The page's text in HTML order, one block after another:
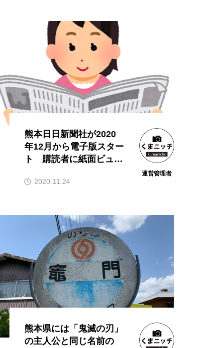
熊本日日新聞社が2020
年12月から電子版スター
ト 購読者に紙面ビュー
運営管理者
2020.11.24
熊本県には「鬼滅の刃」
の主人公と同じ名前の